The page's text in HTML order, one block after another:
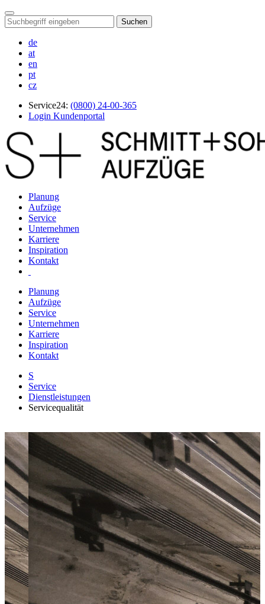
Suchen
de
at
en
pt
cz
Service24: (0800) 24-00-365
Login Kundenportal
Planung
Aufzüge
Service
Unternehmen
Karriere
Inspiration
Kontakt
Planung
Aufzüge
Service
Unternehmen
Karriere
Inspiration
Kontakt
S
Service
Dienstleistungen
Servicequalität